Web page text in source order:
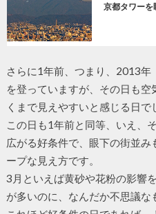
京都タワーを
さらに1年前、つまり、2013
を登っていますが、その日も
くまで見えやすいと感じる日で
この日も1年前と同等、いえ、
広がる好条件で、眼下の街並
ープな見え方です。
3月といえば黄砂や花粉の影響
が多いのに、なんだか不思議な